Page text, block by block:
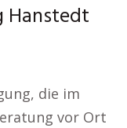
Hanstedt
die im
vor Ort